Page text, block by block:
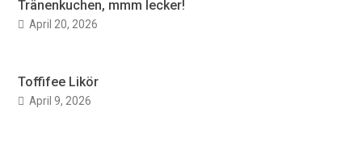
Tränenkuchen, mmm lecker!
April 20, 2026
Toffifee Likör
April 9, 2026